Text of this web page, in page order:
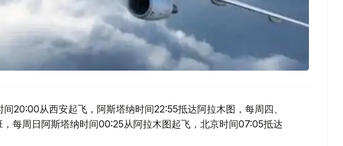
20:00从西安起飞，阿斯塔纳时间22:55抵达阿拉木图，每周四、
每周日阿斯塔纳时间00:25从阿拉木图起飞，北京时间07:05抵达